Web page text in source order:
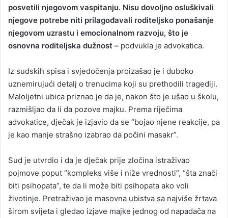
posvetili njegovom vaspitanju. Nisu dovoljno osluškivali
njegove potrebe niti prilagođavali roditeljsko ponašanje
njegovom uzrastu i emocionalnom razvoju, što je
osnovna roditeljska dužnost – podvukla je advokatica.
Iz sudskih spisa i svjedočenja proizašao je i duboko
uznemirujući detalj o trenucima koji su prethodili tragediji.
Maloljetni ubica priznao je da je, nakon što je ušao u školu,
razmišljao da li da pozove majku. Prema riječima
advokatice, dječak je izjavio da se “bojao njene reakcije, pa
je kao manje strašno izabrao da počini masakr”.
Sud je utvrdio i da je dječak prije zločina istraživao
pojmove poput “kompleks više i niže vrednosti”, “šta znači
biti psihopata”, te da li može biti psihopata ako voli
životinje. Pretraživao je masovna ubistva sa najviše žrtava
širom svijeta i gledao izjave majke jednog od napadača na